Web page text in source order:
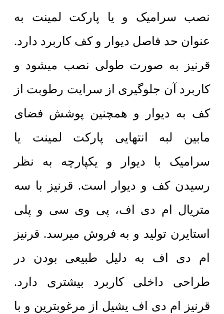
نصب سرامیک و یا پارکت لمینت به
عنوان حد فاصل دیوار و کف کاربرد دارد.
قرنیز به صورت طولی نصب میشود و
کاربرد آن جلوگیری از سرایت رطوبت از
کف به دیوار و همچنین پوشش فضای
مابین لبه انتهایی پارکت لمینت یا
سرامیک با دیوار و یکپارچه به نظر
رسیدن کف و دیوار است. قرنیز با سه
متریال ام دی اف، پی وی سی و پلی
استایرن تولید و به فروش میرسد. قرنیز
ام دی اف به دلیل طبیعی بودن در
طراحی داخلی کاربرد بیشتری دارد.
قرنیز ام دی اف یشیل از مرغوبترین و با